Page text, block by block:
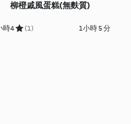
時
柳橙戚風蛋糕(無麩質)
4 (1) 1小時 5 分